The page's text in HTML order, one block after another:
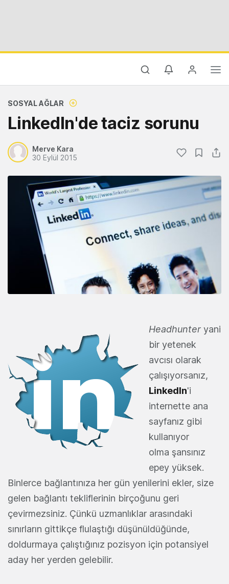
SOSYAL AĞLAR
LinkedIn'de taciz sorunu
Merve Kara
30 Eylül 2015
Headhunter yani
bir yetenek
avcısı olarak
çalışıyorsanız,
LinkedIn'i
internette ana
sayfanız gibi
kullanıyor
olma şansınız
epey yüksek.
Binlerce bağlantınıza her gün yenilerini ekler, size
gelen bağlantı tekliflerinin birçoğunu geri
çevirmezsiniz. Çünkü uzmanlıklar arasındaki
sınırların gittikçe flulaştığı düşünüldüğünde,
doldurmaya çalıştığınız pozisyon için potansiyel
aday her yerden gelebilir.